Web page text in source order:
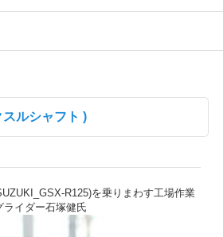
ルシャフト )
R125)を乗りまわす工場作業
イダー石塚健氏